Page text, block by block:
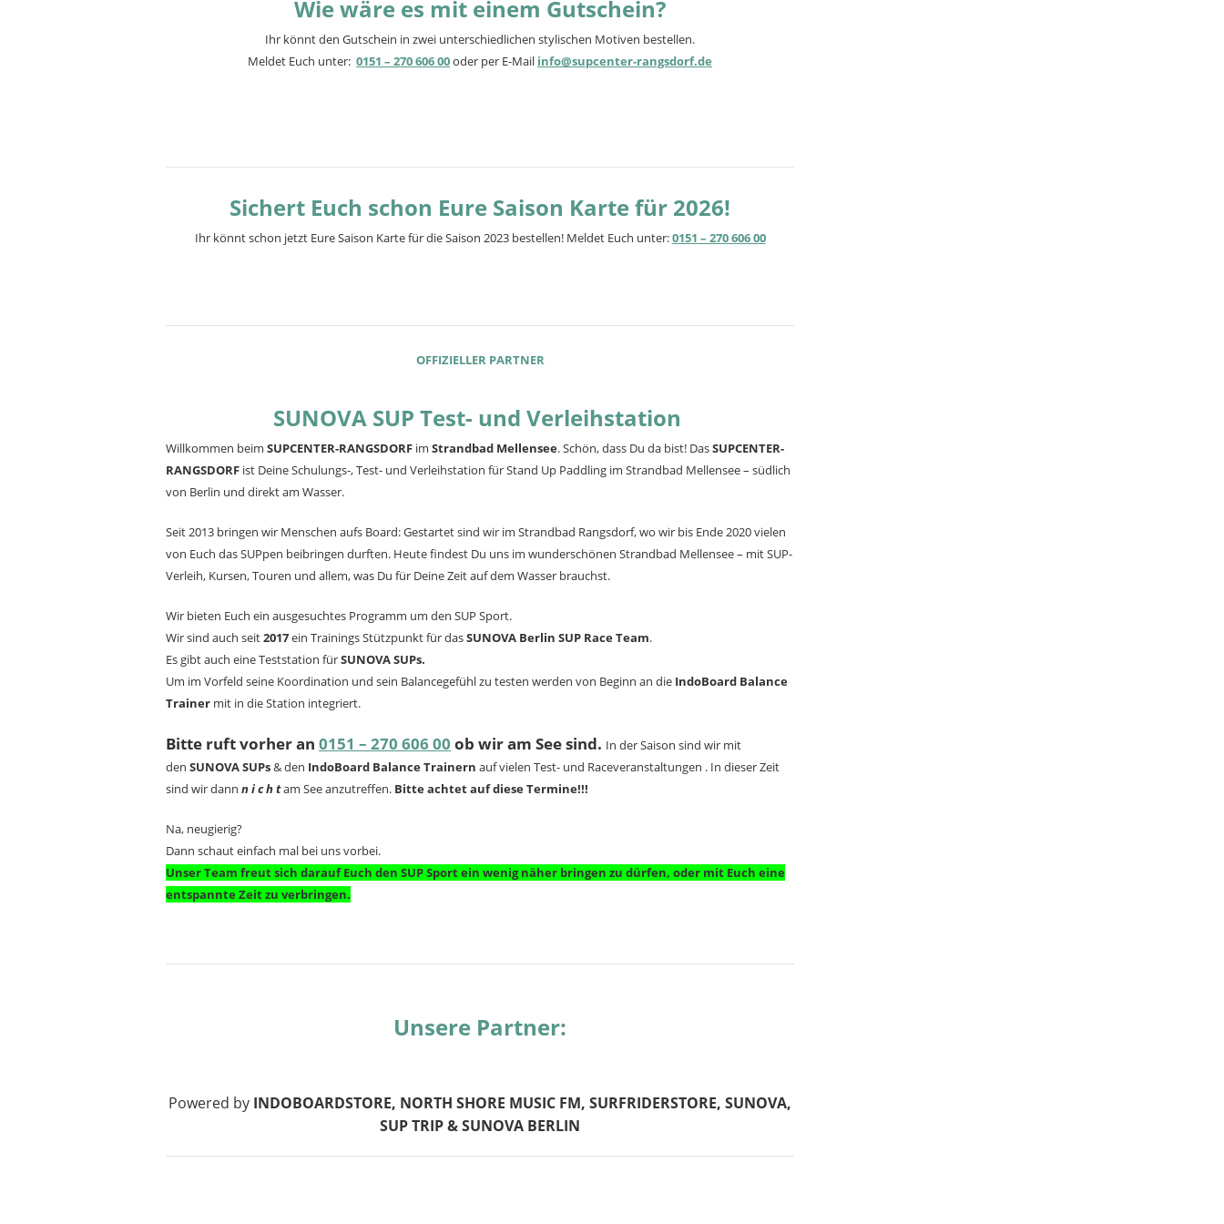
Wie wäre es mit einem Gutschein?
Ihr könnt den Gutschein in zwei unterschiedlichen stylischen Motiven bestellen.
Meldet Euch unter: 0151 – 270 606 00oder per E-Mail info@supcenter-rangsdorf.de
Sichert Euch schon Eure Saison Karte für 2026!
Ihr könnt schon jetzt Eure Saison Karte für die Saison 2023 bestellen! Meldet Euch unter:0151 – 270 606 00
OFFIZIELLER PARTNER
SUNOVA SUP Test- und Verleihstation
Willkommen beim SUPCENTER-RANGSDORF im Strandbad Mellensee. Schön, dass Du da bist! DasSUPCENTER-
RANGSDORF ist Deine Schulungs-, Test- und Verleihstation für Stand Up Paddling im Strandbad Mellensee – südlich
von Berlin und direkt am Wasser.
Seit 2013 bringen wir Menschen aufs Board: Gestartet sind wir im Strandbad Rangsdorf, wo wir bis Ende 2020 vielen
von Euch das SUPpen beibringen durften. Heute findest Du uns im wunderschönen Strandbad Mellensee – mit SUP-
Verleih, Kursen, Touren und allem, was Du für Deine Zeit auf dem Wasser brauchst.
Wir bieten Euch ein ausgesuchtes Programm um den SUP Sport.
Wir sind auch seit2017ein Trainings Stützpunkt für dasSUNOVA Berlin SUP Race Team.
Es gibt auch eine Teststation fürSUNOVA SUPs.
Um im Vorfeld seine Koordination und sein Balancegefühl zu testen werden von Beginn an die IndoBoard Balance
Trainer mit in die Station integriert.
Bitte ruft vorher an 0151 – 270 606 00 ob wir am See sind. In der Saison sind wir mit
den SUNOVA SUPs&den IndoBoard Balance Trainern auf vielen Test- und Raceveranstaltungen . In dieser Zeit
sind wir dann n i c h tam See anzutreffen. Bitte achtet auf diese Termine!!!
Na, neugierig?
Dann schaut einfach mal bei uns vorbei.
Unser Team freut sich darauf Euch den SUP Sport ein wenig näher bringen zu dürfen, oder mit Euch eine
entspannte Zeit zu verbringen.
Unsere Partner:
Powered by INDOBOARDSTORE, NORTH SHORE MUSIC FM, SURFRIDERSTORE, SUNOVA,
SUP TRIP & SUNOVA BERLIN